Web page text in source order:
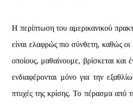
Η περίπτωση του αμερικανικού
είναι ελαφρώς πιο σύνθετη, καθώς
οποίους, μαθαίνουμε, βρίσκεται και
ενδιαφέρονται μόνο για την
πτυχές της κρίσης. Το πέρασμα από